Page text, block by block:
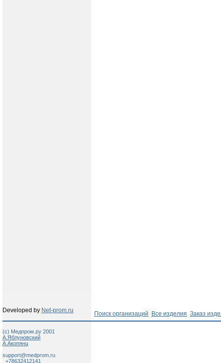
Developed by Net-prom.ru Поиск организаций Все изделия Заказ
(c) Медпром.ру 2001
А.Яблуновский
А.Акопянц
support@medprom.ru
+78632412141